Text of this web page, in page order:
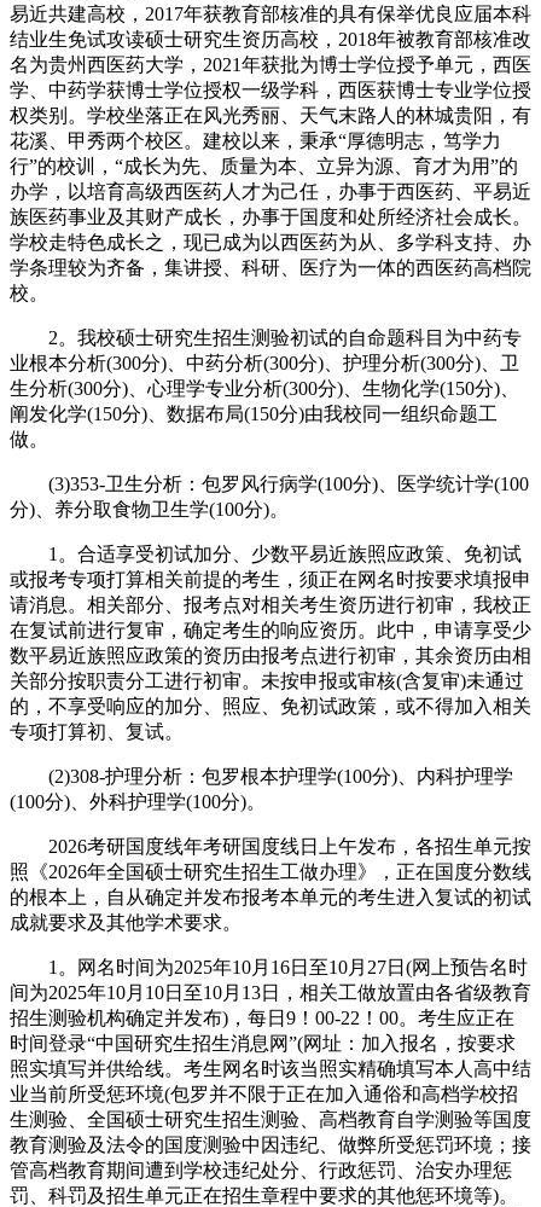
易近共建高校，2017年获教育部核准的具有保举优良应届本科
结业生免试攻读硕士研究生资历高校，2018年被教育部核准改
名为贵州西医药大学，2021年获批为博士学位授予单元，西医
学、中药学获博士学位授权一级学科，西医获博士专业学位授
权类别。学校坐落正在风光秀丽、天气末路人的林城贵阳，有
花溪、甲秀两个校区。建校以来，秉承“厚德明志，笃学力
行”的校训，“成长为先、质量为本、立异为源、育才为用”的
办学，以培育高级西医药人才为己任，办事于西医药、平易近
族医药事业及其财产成长，办事于国度和处所经济社会成长。
学校走特色成长之，现已成为以西医药为从、多学科支持、办
学条理较为齐备，集讲授、科研、医疗为一体的西医药高档院
校。
2。我校硕士研究生招生测验初试的自命题科目为中药专
业根本分析(300分)、中药分析(300分)、护理分析(300分)、卫
生分析(300分)、心理学专业分析(300分)、生物化学(150分)、
阐发化学(150分)、数据布局(150分)由我校同一组织命题工
做。
(3)353-卫生分析：包罗风行病学(100分)、医学统计学(100
分)、养分取食物卫生学(100分)。
1。合适享受初试加分、少数平易近族照应政策、免初试
或报考专项打算相关前提的考生，须正在网名时按要求填报申
请消息。相关部分、报考点对相关考生资历进行初审，我校正
在复试前进行复审，确定考生的响应资历。此中，申请享受少
数平易近族照应政策的资历由报考点进行初审，其余资历由相
关部分按职责分工进行初审。未按申报或审核(含复审)未通过
的，不享受响应的加分、照应、免初试政策，或不得加入相关
专项打算初、复试。
(2)308-护理分析：包罗根本护理学(100分)、内科护理学
(100分)、外科护理学(100分)。
2026考研国度线年考研国度线日上午发布，各招生单元按
照《2026年全国硕士研究生招生工做办理》，正在国度分数线
的根本上，自从确定并发布报考本单元的考生进入复试的初试
成就要求及其他学术要求。
1。网名时间为2025年10月16日至10月27日(网上预告名时
间为2025年10月10日至10月13日，相关工做放置由各省级教育
招生测验机构确定并发布)，每日9！00-22！00。考生应正在
时间登录“中国研究生招生消息网”(网址：加入报名，按要求
照实填写并供给线。考生网名时该当照实精确填写本人高中结
业当前所受惩环境(包罗并不限于正在加入通俗和高档学校招
生测验、全国硕士研究生招生测验、高档教育自学测验等国度
教育测验及法令的国度测验中因违纪、做弊所受惩罚环境；接
管高档教育期间遭到学校违纪处分、行政惩罚、治安办理惩
罚、科罚及招生单元正在招生章程中要求的其他惩环境等)。